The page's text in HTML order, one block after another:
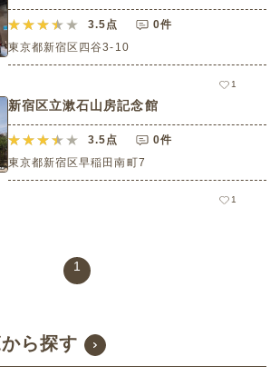
3.5点
0件
東京都新宿区四谷3-10
1
新宿区立漱石山房記念館
3.5点
0件
東京都新宿区早稲田南町7
1
1
ら探す